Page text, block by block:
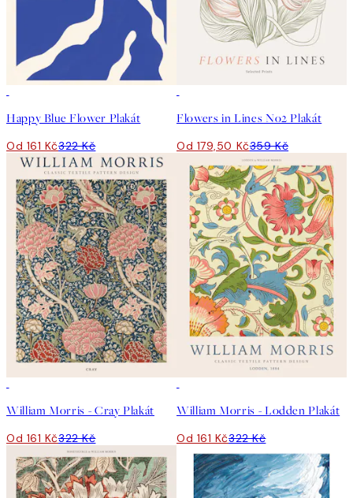
Happy Blue Flower Plakát
Od 161 Kč322 Kč
Flowers in Lines No2 Plakát
Od 179,50 Kč359 Kč
William Morris - Cray Plakát
Od 161 Kč322 Kč
William Morris - Lodden Plakát
Od 161 Kč322 Kč